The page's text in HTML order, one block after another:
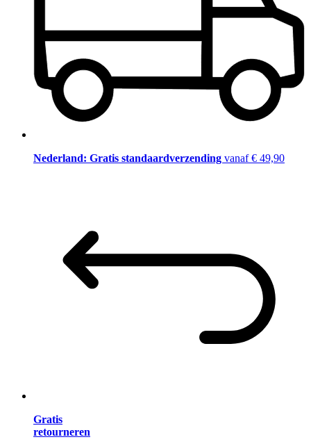
Nederland: Gratis standaardverzending vanaf € 49,90
Gratis
retourneren